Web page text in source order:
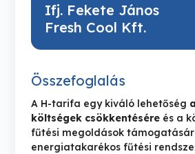
Ifj. Fekete János
Fresh Cool Kft.
Összefoglalás
A H-tarifa egy kiváló lehetőség
költségek csökkentéséreés a
fűtési megoldások
energiatakarékos fűtési